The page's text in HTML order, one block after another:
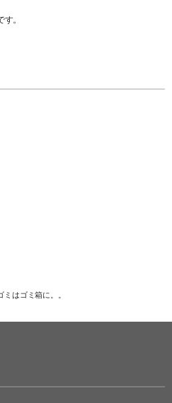
。
ミはゴミ箱に。。